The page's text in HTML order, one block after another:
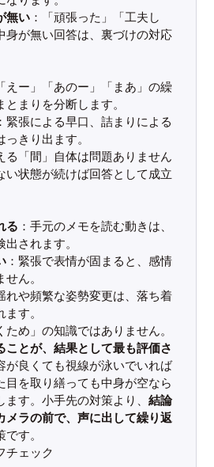
無い：「頑張った」「工夫し
身が無い回答は、裏づけの対応
えー」「あのー」「まあ」の繰
まりを分断します。
緊張による早口、詰まりによる
きり出ます。
る「間」自体は問題ありません
い状態が続けば回答として成立
る ：手元のメモを読む動きは、
されます。
：緊張で表情が固まると、感情
ん。
れや頻繁な姿勢変更は、落ち着
す。
め」の知識ではありません。
ことが、結果として最も評価さ
が良くても視線が泳いでいれば
目を取り繕っても中身が空なら
す。小手先の対策より、 結論
メラの前で、声に出して繰り返
す。
チェック